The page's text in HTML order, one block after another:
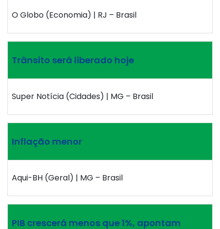
O Globo (Economia) | RJ – Brasil
Trânsito será liberado hoje
Super Notícia (Cidades) | MG – Brasil
Inflação menor
Aqui-BH (Geral) | MG – Brasil
PIB crescerá menos que 1%, apontam